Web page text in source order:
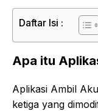
Daftar Isi :
Apa itu
Aplikasi Ambil
ketiga yang